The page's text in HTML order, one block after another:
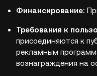
Финансирование:
Требования к
присоединяются к
рекламным
вознаграждения на